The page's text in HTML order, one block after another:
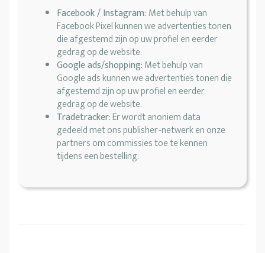
Facebook / Instagram: Met behulp van
Facebook Pixel kunnen we advertenties tonen
die afgestemd zijn op uw profiel en eerder
gedrag op de website.
Google ads/shopping:Met behulp van
Google ads kunnen we advertenties tonen die
afgestemd zijn op uw profiel en eerder
gedrag op de website.
Tradetracker:Er wordt anoniem data
gedeeld met ons publisher-netwerk en onze
partners om commissies toe te kennen
tijdens een bestelling.